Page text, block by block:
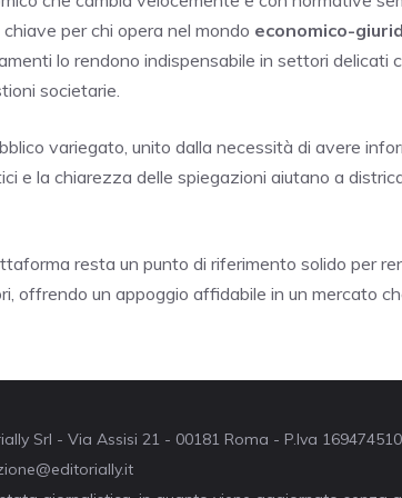
per chi opera nel mondo economico-
lo rendono indispensabile in settori delicati
societarie.
variegato, unito dalla necessità di avere
e la chiarezza delle spiegazioni aiutano a
resta un punto di riferimento solido per
offrendo un appoggio affidabile in un mercato
Srl - Via Assisi 21 - 00181 Roma - P.Iva